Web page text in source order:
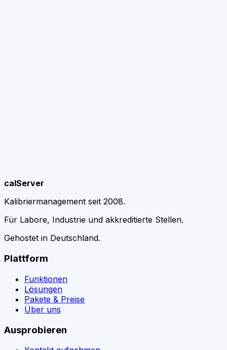
calServer
Kalibriermanagement seit 2008.
Für Labore, Industrie und akkreditierte Stellen.
Gehostet in Deutschland.
Plattform
Funktionen
Lösungen
Pakete & Preise
Über uns
Ausprobieren